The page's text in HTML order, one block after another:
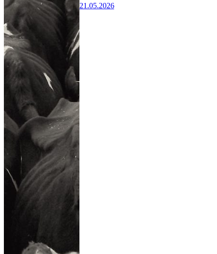
21.05.2026